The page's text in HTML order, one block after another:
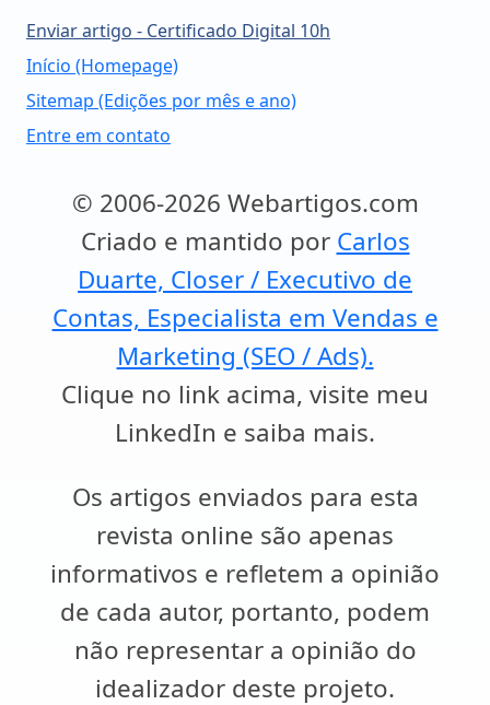
Enviar artigo - Certificado Digital 10h
Início (Homepage)
Sitemap (Edições por mês e ano)
Entre em contato
© 2006-2026 Webartigos.com
Criado e mantido por Carlos
Duarte, Closer / Executivo de
Contas, Especialista em Vendas e
Marketing (SEO / Ads).
Clique no link acima, visite meu
LinkedIn e saiba mais.
Os artigos enviados para esta
revista online são apenas
informativos e refletem a opinião
de cada autor, portanto, podem
não representar a opinião do
idealizador deste projeto.